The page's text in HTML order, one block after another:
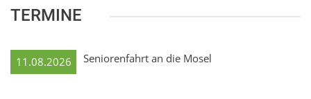
TERMINE
11.08.2026 Seniorenfahrt an die Mosel